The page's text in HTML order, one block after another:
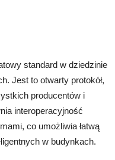
standard w dziedzinie
Jest to otwarty protokół,
producentów i
interoperacyjność
co umożliwia łatwą
w budynkach.